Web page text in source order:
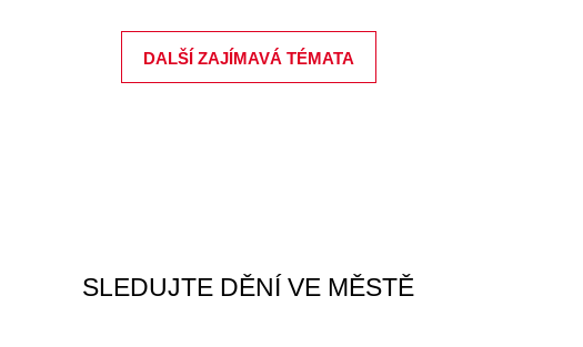
DALŠÍ ZAJÍMAVÁ TÉMATA
SLEDUJTE DĚNÍ VE MĚSTĚ